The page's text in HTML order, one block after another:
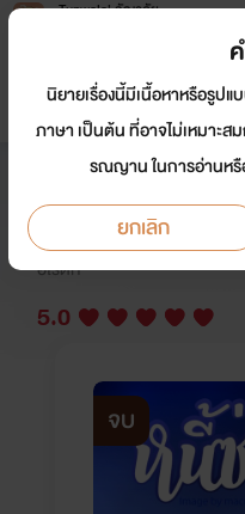
Tunwalai ธัญวลัย
หน้าแรก นิยาย
หนี้ซ่อนรัก SM
นักเขียน: อัณณากานต์
อีโรติก
5.0
จบ
นิยายเรื่องนี้มีเนื้อหาหรือรูป
ภาษา เป็นต้น ที่อาจไม่เหมาะ
รณญาน ในการอ่านห
ยกเลิก